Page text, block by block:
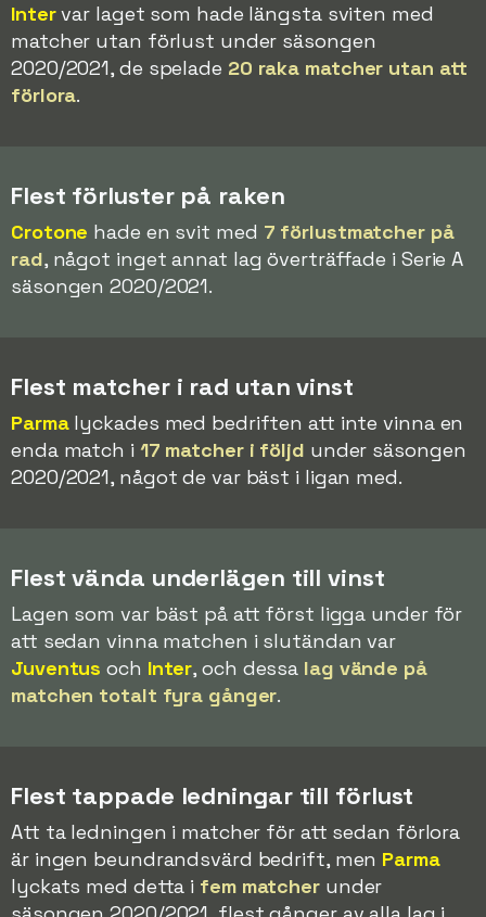
Intervar laget som hade längsta sviten med
matcher utan förlust under säsongen
2020/2021, de spelade 20 raka matcher utan att
förlora.
Flest förluster på raken
Crotone hade en svit med 7 förlustmatcher på
rad, något inget annat lag överträffade i Serie A
säsongen 2020/2021.
Flest matcher i rad utan vinst
Parmalyckades med bedriften att inte vinna en
enda match i 17 matcher i följd under säsongen
2020/2021, något de var bäst i ligan med.
Flest vända underlägen till vinst
Lagen som var bäst på att först ligga under för
att sedan vinna matchen i slutändan var
Juventus och Inter, och dessa lag vände på
matchen totalt fyra gånger.
Flest tappade ledningar till förlust
Att ta ledningen i matcher för att sedan förlora
är ingen beundrandsvärd bedrift, men Parma
lyckats med detta i fem matcherunder